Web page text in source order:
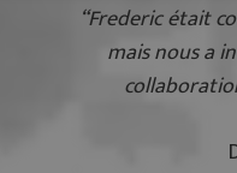
“Frederic était
mais nous a